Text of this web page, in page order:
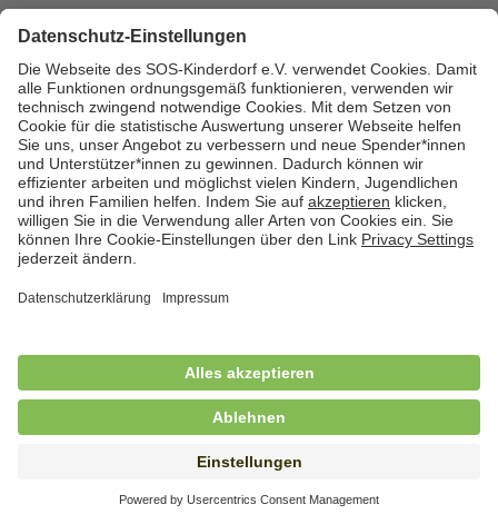
Hauswirtschafterin / Köchin (m/w/d) als
Ausbilderin (m/w/d) im Bereich
Nahrungszubereitung
in Vollzeit (38,5 Std./Wo.), SOS-Kinderdorf
Saarbrücken, Saarbrücken
Hauswirtschaftskraft (m/w/d)
in Teilzeit (mind. 20 - max. 30 Std./.Wo.), SOS-
Hauswirtschaftskraft (m/w/d)
in unbefristeter Anstellung, Teilzeit (20 Std./Wo.), SOS-
Kinderdorf Dortmund, Hagen